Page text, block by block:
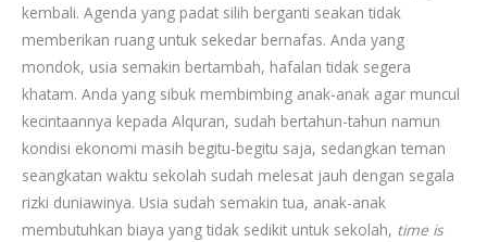
kembali. Agenda yang padat silih berganti seakan tidak
memberikan ruang untuk sekedar bernafas. Anda yang
mondok, usia semakin bertambah, hafalan tidak segera
khatam. Anda yang sibuk membimbing anak-anak agar muncul
kecintaannya kepada Alquran, sudah bertahun-tahun namun
kondisi ekonomi masih begitu-begitu saja, sedangkan teman
seangkatan waktu sekolah sudah melesat jauh dengan segala
rizki duniawinya. Usia sudah semakin tua, anak-anak
membutuhkan biaya yang tidak sedikit untuk sekolah, time is